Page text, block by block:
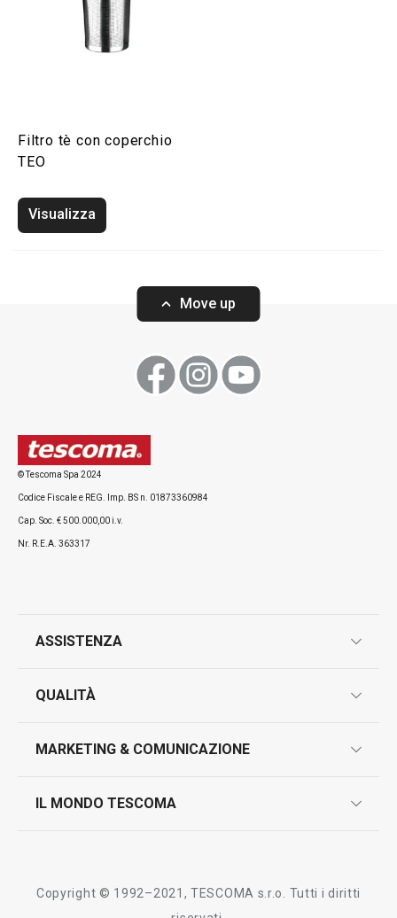
Filtro tè con coperchio
TEO
Visualizza
Move up
© Tescoma Spa 2024
Codice Fiscale e REG. Imp. BS n. 01873360984
Cap. Soc. € 500.000,00 i.v.
Nr. R.E.A. 363317
ASSISTENZA
contatti
QUALITÀ
test sui prodotti
MARKETING & COMUNICAZIONE
IL MONDO TESCOMA
Copyright © 1992–2021, TESCOMA s.r.o. Tutti i diritti